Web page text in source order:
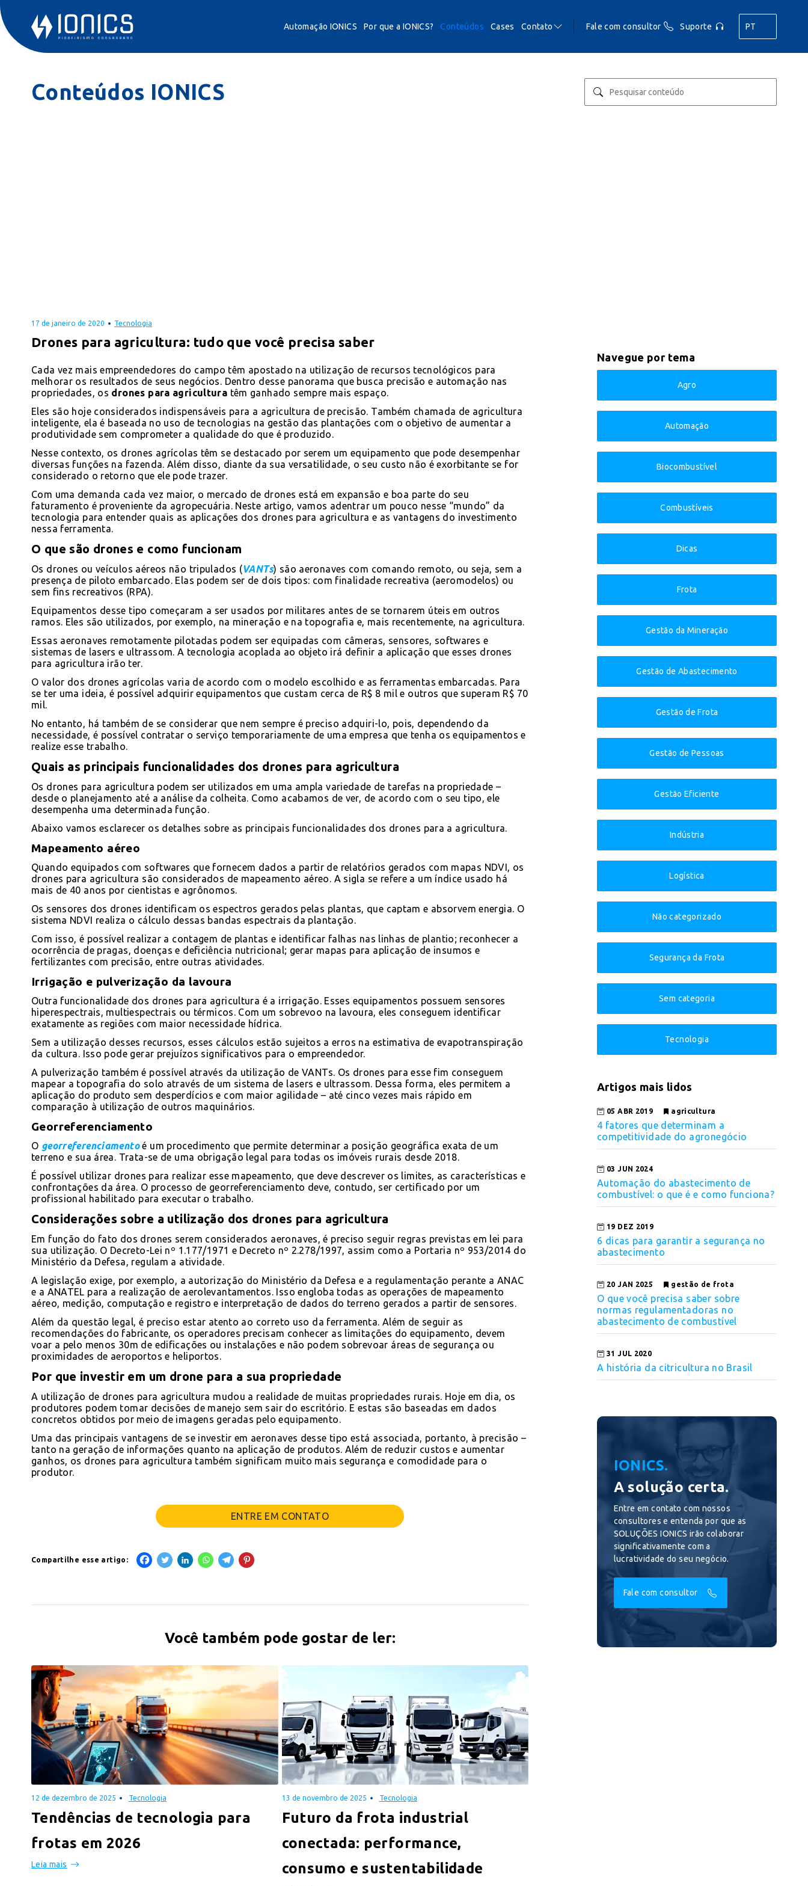
Automação IONICS Por que a IONICS? Conteúdos Cases Contato Fale com consultor Suporte PT
Conteúdos IONICS
17 de janeiro de 2020 Tecnologia
Drones para agricultura: tudo que você precisa saber
Cada vez mais empreendedores do campo têm apostado na utilização de recursos tecnológicos para
melhorar os resultados de seus negócios. Dentro desse panorama que busca precisão e automação nas
propriedades, os drones para agricultura têm ganhado sempre mais espaço.
Eles são hoje considerados indispensáveis para a agricultura de precisão. Também chamada de agricultura
inteligente, ela é baseada no uso de tecnologias na gestão das plantações com o objetivo de aumentar a
produtividade sem comprometer a qualidade do que é produzido.
Nesse contexto, os drones agrícolas têm se destacado por serem um equipamento que pode desempenhar
diversas funções na fazenda. Além disso, diante da sua versatilidade, o seu custo não é exorbitante se for
considerado o retorno que ele pode trazer.
Com uma demanda cada vez maior, o mercado de drones está em expansão e boa parte do seu
faturamento é proveniente da agropecuária. Neste artigo, vamos adentrar um pouco nesse “mundo” da
tecnologia para entender quais as aplicações dos drones para agricultura e as vantagens do investimento
nessa ferramenta.
O que são drones e como funcionam
Os drones ou veículos aéreos não tripulados (VANTs) são aeronaves com comando remoto, ou seja, sem a
presença de piloto embarcado. Elas podem ser de dois tipos: com finalidade recreativa (aeromodelos) ou
sem fins recreativos (RPA).
Equipamentos desse tipo começaram a ser usados por militares antes de se tornarem úteis em outros
ramos. Eles são utilizados, por exemplo, na mineração e na topografia e, mais recentemente, na agricultura.
Essas aeronaves remotamente pilotadas podem ser equipadas com câmeras, sensores, softwares e
sistemas de lasers e ultrassom. A tecnologia acoplada ao objeto irá definir a aplicação que esses drones
para agricultura irão ter.
O valor dos drones agrícolas varia de acordo com o modelo escolhido e as ferramentas embarcadas. Para
se ter uma ideia, é possível adquirir equipamentos que custam cerca de R$ 8 mil e outros que superam R$ 70
mil.
No entanto, há também de se considerar que nem sempre é preciso adquiri-lo, pois, dependendo da
necessidade, é possível contratar o serviço temporariamente de uma empresa que tenha os equipamentos e
realize esse trabalho.
Quais as principais funcionalidades dos drones para agricultura
Os drones para agricultura podem ser utilizados em uma ampla variedade de tarefas na propriedade –
desde o planejamento até a análise da colheita. Como acabamos de ver, de acordo com o seu tipo, ele
desempenha uma determinada função.
Abaixo vamos esclarecer os detalhes sobre as principais funcionalidades dos drones para a agricultura.
Mapeamento aéreo
Quando equipados com softwares que fornecem dados a partir de relatórios gerados com mapas NDVI, os
drones para agricultura são considerados de mapeamento aéreo. A sigla se refere a um índice usado há
mais de 40 anos por cientistas e agrônomos.
Os sensores dos drones identificam os espectros gerados pelas plantas, que captam e absorvem energia. O
sistema NDVI realiza o cálculo dessas bandas espectrais da plantação.
Com isso, é possível realizar a contagem de plantas e identificar falhas nas linhas de plantio; reconhecer a
ocorrência de pragas, doenças e deficiência nutricional; gerar mapas para aplicação de insumos e
fertilizantes com precisão, entre outras atividades.
Irrigação e pulverização da lavoura
Outra funcionalidade dos drones para agricultura é a irrigação. Esses equipamentos possuem sensores
hiperespectrais, multiespectrais ou térmicos. Com um sobrevoo na lavoura, eles conseguem identificar
exatamente as regiões com maior necessidade hídrica.
Sem a utilização desses recursos, esses cálculos estão sujeitos a erros na estimativa de evapotranspiração
da cultura. Isso pode gerar prejuízos significativos para o empreendedor.
A pulverização também é possível através da utilização de VANTs. Os drones para esse fim conseguem
mapear a topografia do solo através de um sistema de lasers e ultrassom. Dessa forma, eles permitem a
aplicação do produto sem desperdícios e com maior agilidade – até cinco vezes mais rápido em
comparação à utilização de outros maquinários.
Georreferenciamento
O georreferenciamentoé um procedimento que permite determinar a posição geográfica exata de um
terreno e sua área. Trata-se de uma obrigação legal para todas os imóveis rurais desde 2018.
É possível utilizar drones para realizar esse mapeamento, que deve descrever os limites, as características e
confrontações da área. O processo de georreferenciamento deve, contudo, ser certificado por um
profissional habilitado para executar o trabalho.
Considerações sobre a utilização dos drones para agricultura
Em função do fato dos drones serem considerados aeronaves, é preciso seguir regras previstas em lei para
sua utilização. O Decreto-Lei nº 1.177/1971 e Decreto nº 2.278/1997, assim como a Portaria nº 953/2014 do
Ministério da Defesa, regulam a atividade.
A legislação exige, por exemplo, a autorização do Ministério da Defesa e a regulamentação perante a ANAC
e a ANATEL para a realização de aerolevantamentos. Isso engloba todas as operações de mapeamento
aéreo, medição, computação e registro e interpretação de dados do terreno gerados a partir de sensores.
Além da questão legal, é preciso estar atento ao correto uso da ferramenta. Além de seguir as
recomendações do fabricante, os operadores precisam conhecer as limitações do equipamento, devem
voar a pelo menos 30m de edificações ou instalações e não podem sobrevoar áreas de segurança ou
proximidades de aeroportos e heliportos.
Por que investir em um drone para a sua propriedade
A utilização de drones para agricultura mudou a realidade de muitas propriedades rurais. Hoje em dia, os
produtores podem tomar decisões de manejo sem sair do escritório. E estas são baseadas em dados
concretos obtidos por meio de imagens geradas pelo equipamento.
Uma das principais vantagens de se investir em aeronaves desse tipo está associada, portanto, à precisão –
tanto na geração de informações quanto na aplicação de produtos. Além de reduzir custos e aumentar
ganhos, os drones para agricultura também significam muito mais segurança e comodidade para o
produtor.
ENTRE EM CONTATO
Compartilhe esse artigo:
Você também pode gostar de ler:
12 de dezembro de 2025 Tecnologia
Tendências de tecnologia para
frotas em 2026
Leia mais
13 de novembro de 2025 Tecnologia
Futuro da frota industrial
conectada: performance,
consumo e sustentabilidade
Navegue por tema
Agro
Automação
Biocombustível
Combustíveis
Dicas
Frota
Gestão da Mineração
Gestão de Abastecimento
Gestão de Frota
Gestão de Pessoas
Gestão Eficiente
Indústria
Logística
Não categorizado
Segurança da Frota
Sem categoria
Tecnologia
Artigos mais lidos
05 ABR 2019 agricultura
4 fatores que determinam a
competitividade do agronegócio
03 JUN 2024
Automação do abastecimento de
combustível: o que é e como funciona?
19 DEZ 2019
6 dicas para garantir a segurança no
abastecimento
20 JAN 2025 gestão de frota
O que você precisa saber sobre
normas regulamentadoras no
abastecimento de combustível
31 JUL 2020
A história da citricultura no Brasil
IONICS.
A solução certa.
Entre em contato com nossos
consultores e entenda por que as
SOLUÇÕES IONICS irão colaborar
significativamente com a
lucratividade do seu negócio.
Fale com consultor